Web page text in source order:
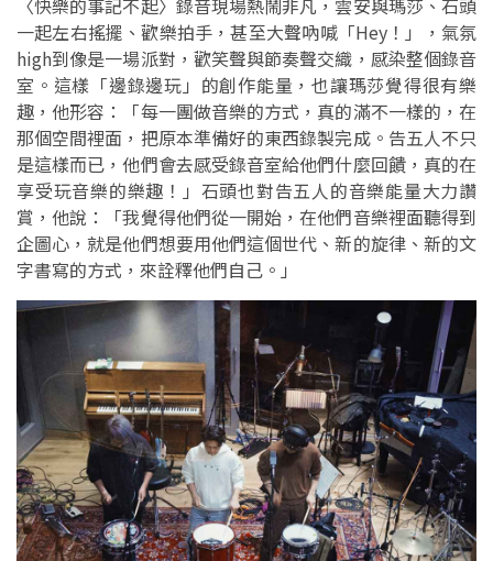
一起左右搖擺、歡樂拍手，甚至大聲吶喊「Hey！」，氣氛
high到像是一場派對，歡笑聲與節奏聲交織，感染整個錄音
室。這樣「邊錄邊玩」的創作能量，也讓瑪莎覺得很有樂
趣，他形容：「每一團做音樂的方式，真的滿不一樣的，在
那個空間裡面，把原本準備好的東西錄製完成。告五人不只
是這樣而已，他們會去感受錄音室給他們什麼回饋，真的在
享受玩音樂的樂趣！」石頭也對告五人的音樂能量大力讚
賞，他說：「我覺得他們從一開始，在他們音樂裡面聽得到
企圖心，就是他們想要用他們這個世代、新的旋律、新的文
字書寫的方式，來詮釋他們自己。」